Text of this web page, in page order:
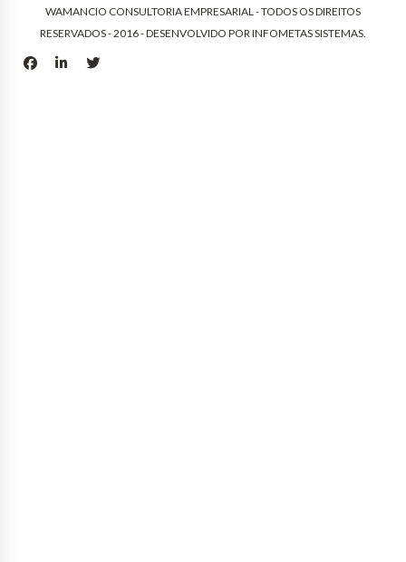
WAMANCIO CONSULTORIA EMPRESARIAL - TODOS OS DIREITOS
RESERVADOS - 2016 - DESENVOLVIDO PORINFOMETAS SISTEMAS.